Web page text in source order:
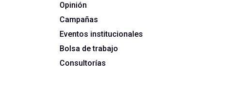
Opinión
Campañas
Eventos institucionales
Bolsa de trabajo
Consultorías